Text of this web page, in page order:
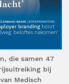
die samen 47
bij
van Medisch